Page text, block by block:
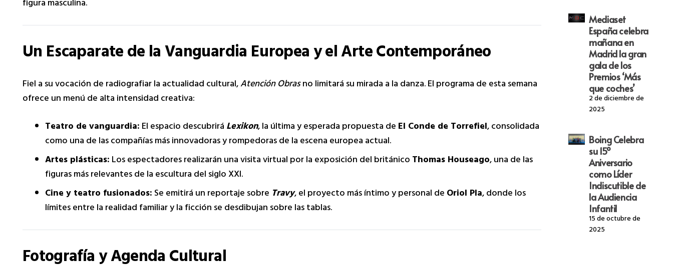
figura masculina.
Un Escaparate de la Vanguardia Europea y el Arte Contemporáneo
Fiel a su vocación de radiografiar la actualidad cultural,Atención Obrasno limitará su mirada a la danza. El programa de esta semana
ofrece un menú de alta intensidad creativa:
Teatro de vanguardia:El espacio descubriráLexikon, la última y esperada propuesta deEl Conde de Torrefiel, consolidada
como una de las compañías más innovadoras y rompedoras de la escena europea actual.
Artes plásticas:Los espectadores realizarán una visita virtual por la exposición del británicoThomas Houseago, una de las
figuras más relevantes de la escultura del siglo XXI.
Cine y teatro fusionados:Se emitirá un reportaje sobre Travy, el proyecto más íntimo y personal deOriol Pla, donde los
límites entre la realidad familiar y la ficción se desdibujan sobre las tablas.
Fotografía y Agenda Cultural
Mediaset
España celebra
mañana en
Madrid la gran
gala de los
Premios ‘Más
que coches’
2 de diciembre de
2025
Boing Celebra
su 15º
Aniversario
como Líder
Indiscutible de
la Audiencia
Infantil
15 de octubre de
2025